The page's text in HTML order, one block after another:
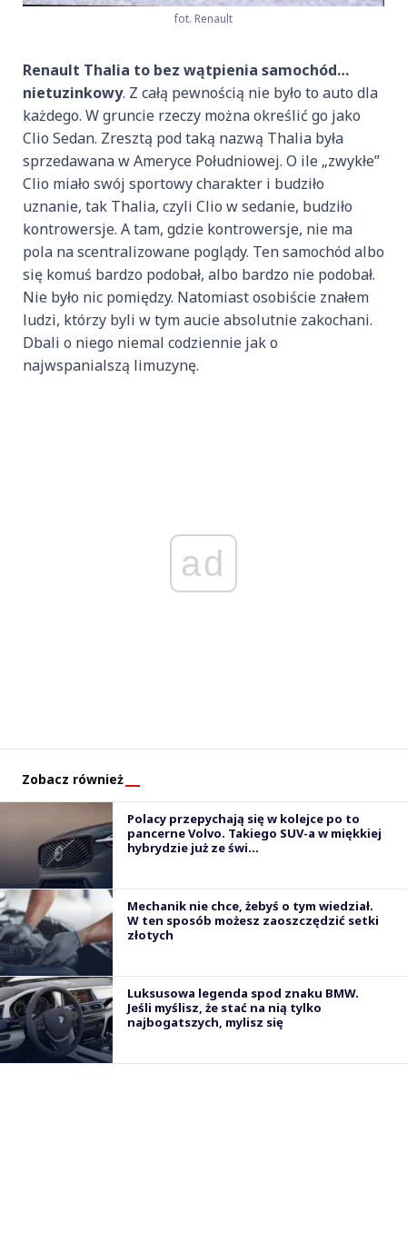
fot. Renault
Renault Thalia to bez wątpienia samochód…
nietuzinkowy. Z całą pewnością nie było to auto dla
każdego. W gruncie rzeczy można określić go jako
Clio Sedan. Zresztą pod taką nazwą Thalia była
sprzedawana w Ameryce Południowej. O ile „zwykłe”
Clio miało swój sportowy charakter i budziło
uznanie, tak Thalia, czyli Clio w sedanie, budziło
kontrowersje. A tam, gdzie kontrowersje, nie ma
pola na scentralizowane poglądy. Ten samochód albo
się komuś bardzo podobał, albo bardzo nie podobał.
Nie było nic pomiędzy. Natomiast osobiście znałem
ludzi, którzy byli w tym aucie absolutnie zakochani.
Dbali o niego niemal codziennie jak o
najwspanialszą limuzynę.
ad
Zobacz również
Polacy przepychają się w kolejce po to
pancerne Volvo. Takiego SUV-a w miękkiej
hybrydzie już ze świ...
Mechanik nie chce, żebyś o tym wiedział.
W ten sposób możesz zaoszczędzić setki
złotych
Luksusowa legenda spod znaku BMW.
Jeśli myślisz, że stać na nią tylko
najbogatszych, mylisz się